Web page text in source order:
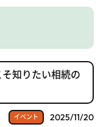
知りたい相続の
イベント 2025/11/20